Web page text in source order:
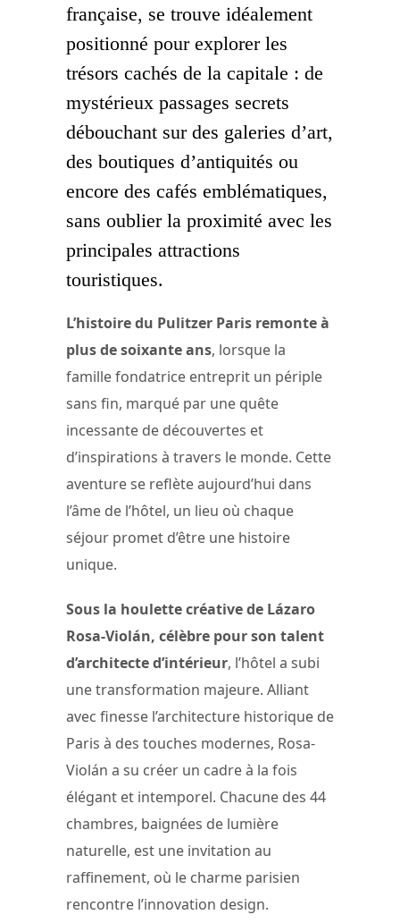
française, se trouve idéalement
positionné pour explorer les
trésors cachés de la capitale : de
mystérieux passages secrets
débouchant sur des galeries d’art,
des boutiques d’antiquités ou
encore des cafés emblématiques,
sans oublier la proximité avec les
principales attractions
touristiques.
L’histoire du Pulitzer Paris remonte à
plus de soixante ans, lorsque la
famille fondatrice entreprit un périple
sans fin, marqué par une quête
incessante de découvertes et
d’inspirations à travers le monde. Cette
aventure se reflète aujourd’hui dans
l’âme de l’hôtel, un lieu où chaque
séjour promet d’être une histoire
unique.
Sous la houlette créative de Lázaro
Rosa-Violán, célèbre pour son talent
d’architecte d’intérieur, l’hôtel a subi
une transformation majeure. Alliant
avec finesse l’architecture historique de
Paris à des touches modernes, Rosa-
Violán a su créer un cadre à la fois
élégant et intemporel. Chacune des 44
chambres, baignées de lumière
naturelle, est une invitation au
raffinement, où le charme parisien
rencontre l’innovation design.